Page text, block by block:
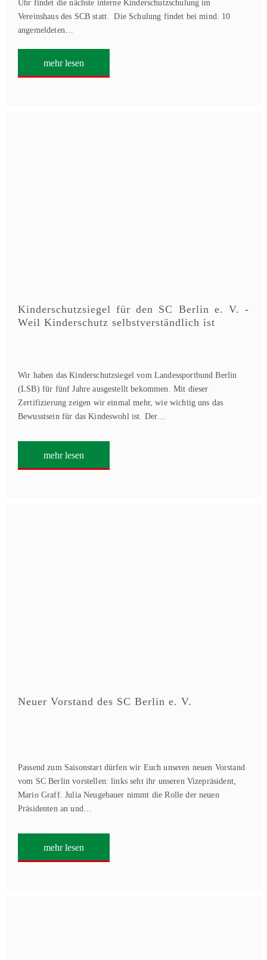
Uhr findet die nächste interne Kinderschutzschulung im
Vereinshaus des SCB statt. Die Schulung findet bei mind. 10
angemeldeten…
mehr lesen
Kinderschutzsiegel für den SC Berlin e. V. -
Weil Kinderschutz selbstverständlich ist
Wir haben das Kinderschutzsiegel vom Landessportbund Berlin
(LSB) für fünf Jahre ausgestellt bekommen. Mit dieser
Zertifizierung zeigen wir einmal mehr, wie wichtig uns das
Bewusstsein für das Kindeswohl ist. Der…
mehr lesen
Neuer Vorstand des SC Berlin e. V.
Passend zum Saisonstart dürfen wir Euch unseren neuen Vorstand
vom SC Berlin vorstellen: links seht ihr unseren Vizepräsident,
Mario Graff. Julia Neugebauer nimmt die Rolle der neuen
Präsidenten an und…
mehr lesen